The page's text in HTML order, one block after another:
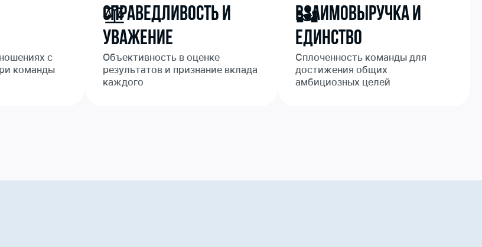
с
команды
Справедливость и
Уважение
Объективность в оценке
результатов и признание вклада
каждого
Взаимовыручка и
Единство
Сплоченность команды для
достижения общих
амбициозных целей